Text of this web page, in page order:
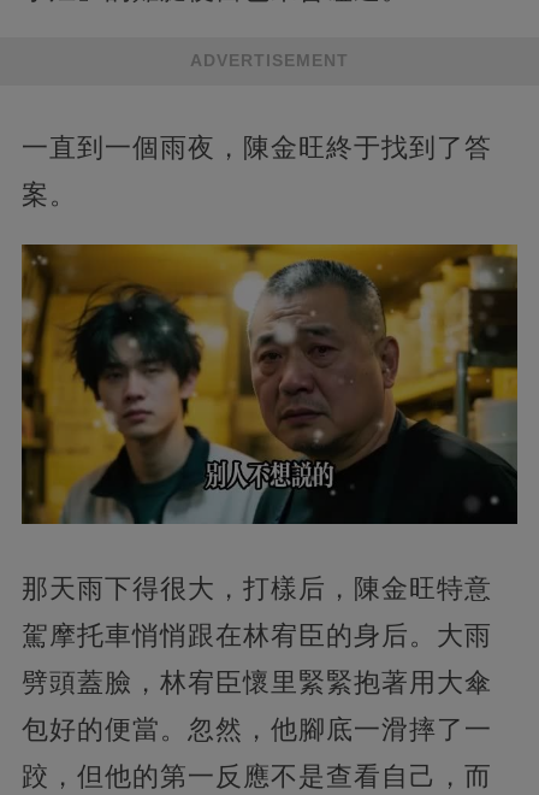
ADVERTISEMENT
一直到一個雨夜，陳金旺終于找到了答
案。
那天雨下得很大，打樣后，陳金旺特意
駕摩托車悄悄跟在林宥臣的身后。大雨
劈頭蓋臉，林宥臣懷里緊緊抱著用大傘
包好的便當。忽然，他腳底一滑摔了一
跤，但他的第一反應不是查看自己，而